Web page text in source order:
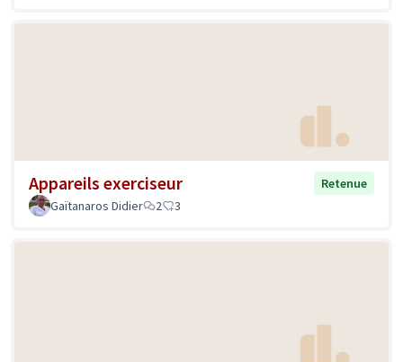
Appareils exerciseur
Retenue
Gaïtanaros Didier
2 3